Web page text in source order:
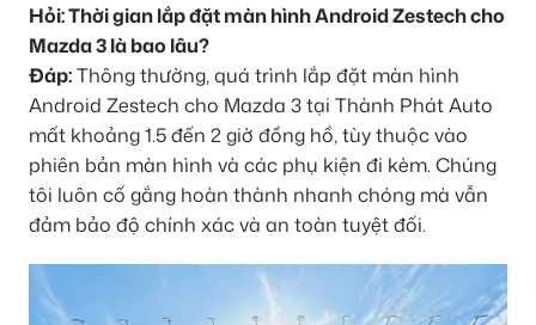
Hỏi: Thời gian lắp đặt màn hình Android Zestech cho
Mazda 3 là bao lâu?
Đáp:Thông thường, quá trình lắp đặt màn hình
Android Zestech cho Mazda 3 tại Thành Phát Auto
mất khoảng 1.5 đến 2 giờ đồng hồ, tùy thuộc vào
phiên bản màn hình và các phụ kiện đi kèm. Chúng
tôi luôn cố gắng hoàn thành nhanh chóng mà vẫn
đảm bảo độ chính xác và an toàn tuyệt đối.